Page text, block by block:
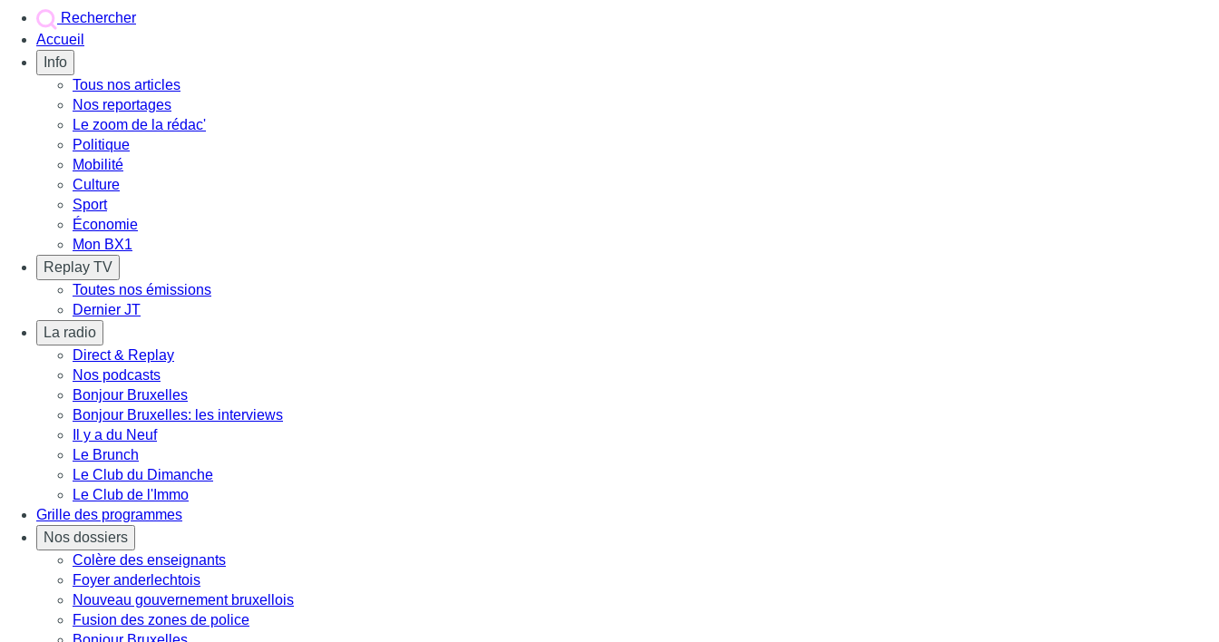
Rechercher
Accueil
Info
Tous nos articles
Nos reportages
Le zoom de la rédac'
Politique
Mobilité
Culture
Sport
Économie
Mon BX1
Replay TV
Toutes nos émissions
Dernier JT
La radio
Direct & Replay
Nos podcasts
Bonjour Bruxelles
Bonjour Bruxelles: les interviews
Il y a du Neuf
Le Brunch
Le Club du Dimanche
Le Club de l'Immo
Grille des programmes
Nos dossiers
Colère des enseignants
Foyer anderlechtois
Nouveau gouvernement bruxellois
Fusion des zones de police